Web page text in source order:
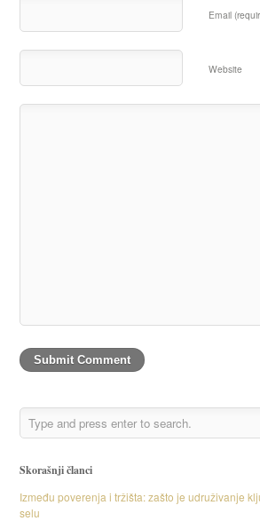
Email
Website
Skorašnji članci
Između poverenja i tržišta: zašto je udruživanje
selu